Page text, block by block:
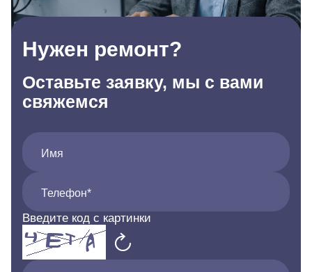
Нужен ремонт?
Оставьте заявку, мы с вами
свяжемся
Имя
Телефон*
Введите код с картинки